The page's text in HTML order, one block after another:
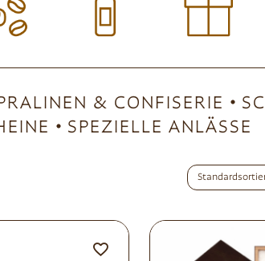
& CONFISERIE
SPEZIELLE ANLÄSSE